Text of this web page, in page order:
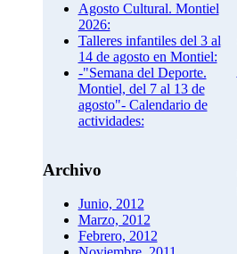
Agosto Cultural. Montiel
2026:
Talleres infantiles del 3 al
14 de agosto en Montiel:
-"Semana del Deporte.
Montiel, del 7 al 13 de
agosto"- Calendario de
actividades:
Archivo
Junio, 2012
Marzo, 2012
Febrero, 2012